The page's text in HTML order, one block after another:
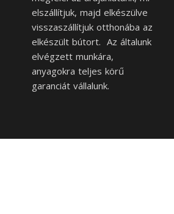
elszállítjuk, majd elkészülve
visszaszállítjuk otthonába az
elkészült bútort. Az általunk
elvégzett munkára,
anyagokra teljes körű
garanciát vállalunk.